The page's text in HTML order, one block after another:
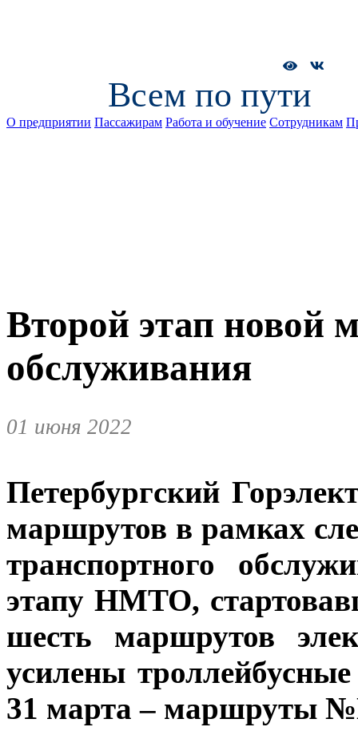
Всем по пути
О предприятии Пассажирам Работа и обучение Сотрудникам
Второй этап новой
обслуживания
01 июня 2022
Петербургский
маршрутов в рамках
транспортного
этапу НМТО,
шесть маршрутов
усилены
31 марта – маршруты